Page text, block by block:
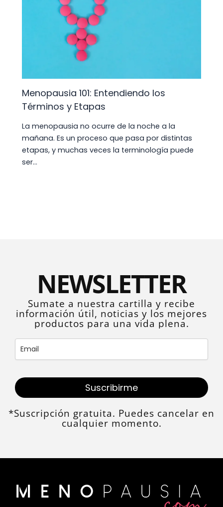
Menopausia 101: Entendiendo los
Términos y Etapas
La menopausia no ocurre de la noche a la
mañana. Es un proceso que pasa por distintas
etapas, y muchas veces la terminología puede
ser…
NEWSLETTER
Sumate a nuestra cartilla y recibe
información útil, noticias y los mejores
productos para una vida plena.
Suscribirme
*Suscripción gratuita. Puedes cancelar en
cualquier momento.